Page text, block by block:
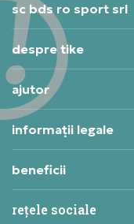
sc bds ro sport srl
despre tike
ajutor
informații legale
beneficii
rețele sociale